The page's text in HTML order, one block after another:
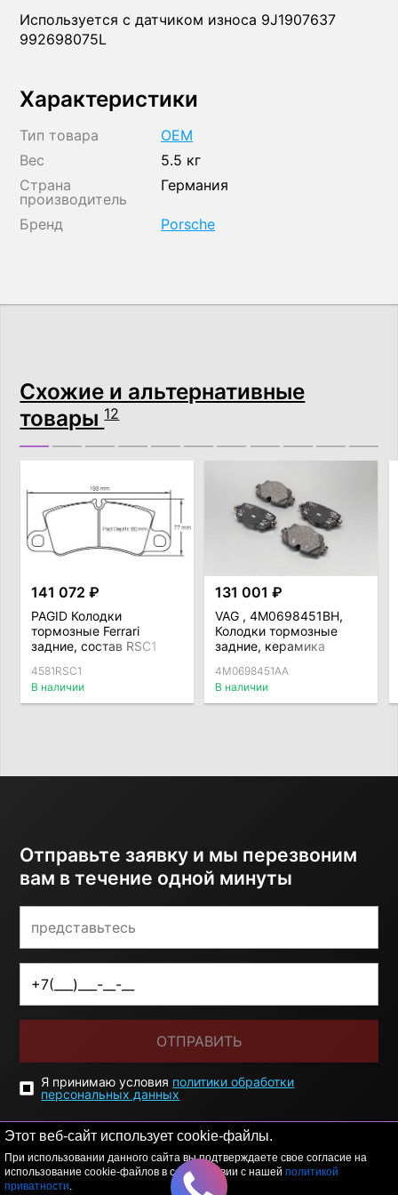
Этот веб-сайт использует cookie-файлы.
При использовании данного сайта вы подтверждаете свое согласие на
использование cookie-файлов в соответствии с нашей политикой
приватности.
Используется с датчиком износа 9J1907637
992698075L
Характеристики
Тип товара
OEM
Вес
5.5 кг
Страна
производитель
Германия
Бренд Porsche
Схожие и альтернативные
товары12
141 072 ₽
PAGID Колодки
тормозные Ferrari
задние, состав RSC1
4581RSC1
В наличии
131 001 ₽
VAG , 4M0698451BH,
Колодки тормозные
задние, керамика
4M0698451AA
В наличии
Отправьте заявку и мы перезвоним
вам в течение одной минуты
ОТПРАВИТЬ
Я принимаю условия политики обработки
персональных данных